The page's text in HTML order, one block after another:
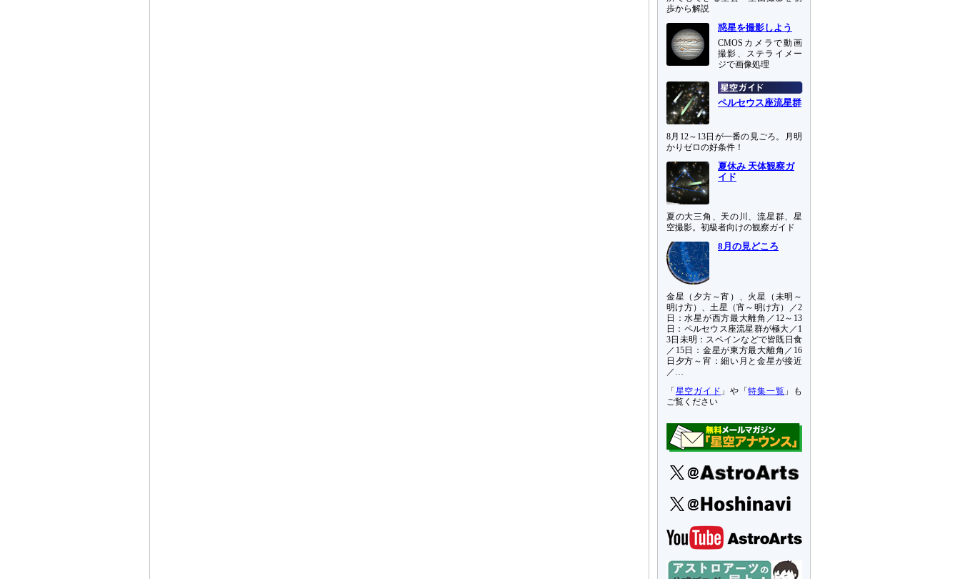
歩から解説
惑星を撮影しよう
CMOSカメラで動画
撮影、ステライメー
ジで画像処理
ペルセウス座流星群
8月12～13日が一番の見ごろ。月明
かりゼロの好条件！
夏休み 天体観察ガ
イド
夏の大三角、天の川、流星群、星
空撮影。初級者向けの観察ガイド
8月の見どころ
金星（夕方～宵）、火星（未明～
明け方）、土星（宵～明け方）／2
日：水星が西方最大離角／12～13
日：ペルセウス座流星群が極大／1
3日未明：スペインなどで皆既日食
／15日：金星が東方最大離角／16
日夕方～宵：細い月と金星が接近
／…
「 星空ガイド 」や「特集一覧 」も
ご覧ください